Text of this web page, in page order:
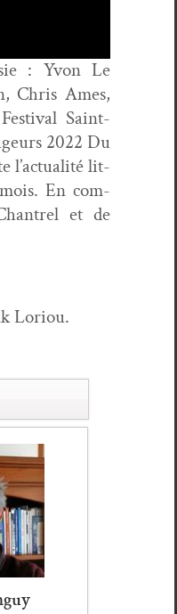
: Yvon Le
Chris Ames,
Saint-
2022 Du
l’ac­tu­al­ité lit­
En com­
et de
Loriou.